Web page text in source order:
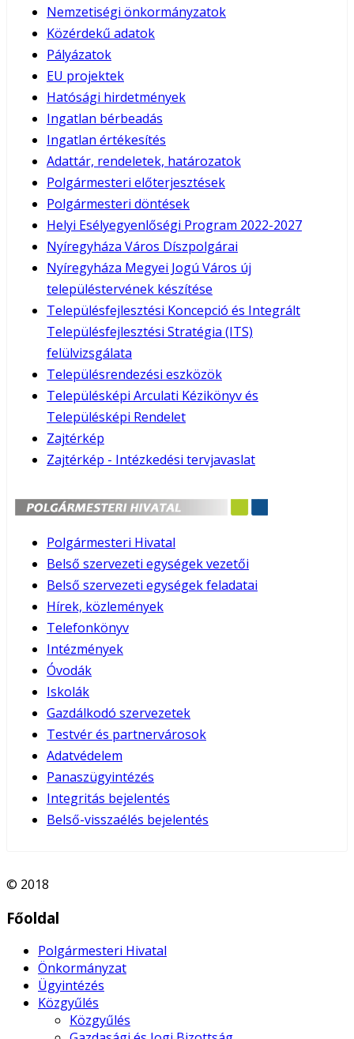
Nemzetiségi önkormányzatok
Közérdekű adatok
Pályázatok
EU projektek
Hatósági hirdetmények
Ingatlan bérbeadás
Ingatlan értékesítés
Adattár, rendeletek, határozatok
Polgármesteri előterjesztések
Polgármesteri döntések
Helyi Esélyegyenlőségi Program 2022-2027
Nyíregyháza Város Díszpolgárai
Nyíregyháza Megyei Jogú Város új
településtervének készítése
Településfejlesztési Koncepció és Integrált
Településfejlesztési Stratégia (ITS)
felülvizsgálata
Településrendezési eszközök
Településképi Arculati Kézikönyv és
Településképi Rendelet
Zajtérkép
Zajtérkép - Intézkedési tervjavaslat
Polgármesteri Hivatal
Belső szervezeti egységek vezetői
Belső szervezeti egységek feladatai
Hírek, közlemények
Telefonkönyv
Intézmények
Óvodák
Iskolák
Gazdálkodó szervezetek
Testvér és partnervárosok
Adatvédelem
Panaszügyintézés
Integritás bejelentés
Belső-visszaélés bejelentés
© 2018
Főoldal
Polgármesteri Hivatal
Önkormányzat
Ügyintézés
Közgyűlés
Közgyűlés